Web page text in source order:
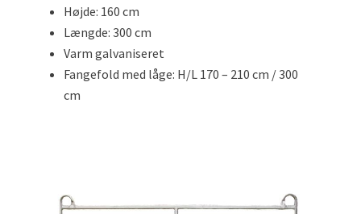
Højde: 160 cm
Længde: 300 cm
Varm galvaniseret
Fangefold med låge: H/L 170 – 210 cm / 300
cm